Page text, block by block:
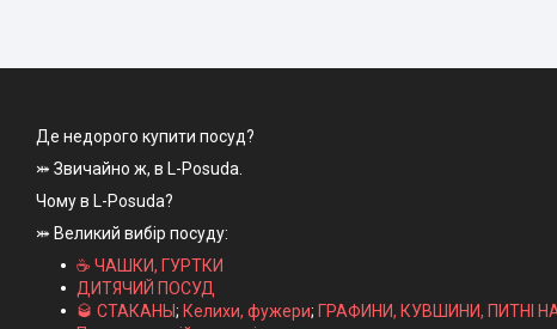
Де недорого купити посуд?
⤗ Звичайно ж, в L-Posuda.
Чому в L-Posuda?
⤗ Великий вибір посуду:
☕ ЧАШКИ, ГУРТКИ
ДИТЯЧИЙ ПОСУД
🥃 СТАКАНЫ; Келихи, фужери; ГРАФИНИ, КУВШИНИ, ПИТНІ